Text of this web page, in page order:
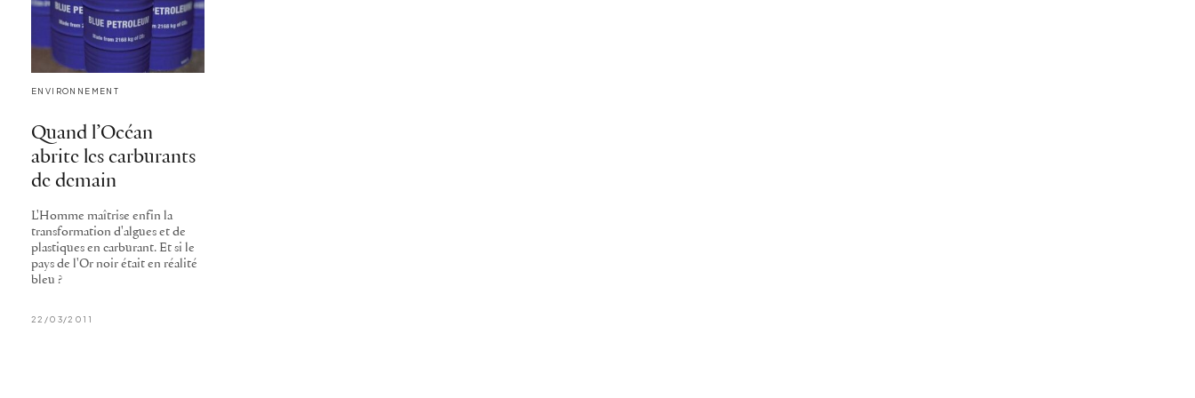
ENVIRONNEMENT
Quand l’Océan
abrite les carburants
de demain
L'Homme maîtrise enfin la
transformation d'algues et de
plastiques en carburant. Et si le
pays de l'Or noir était en réalité
bleu ?
22/03/2011